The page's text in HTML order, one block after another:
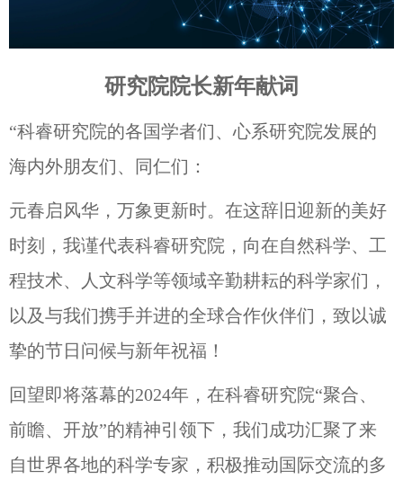
研究院院长新年献词
“科睿研究院的各国学者们、心系研究院发展的
海内外朋友们、同仁们：
元春启风华，万象更新时。在这辞旧迎新的美好
时刻，我谨代表科睿研究院，向在自然科学、工
程技术、人文科学等领域辛勤耕耘的科学家们，
以及与我们携手并进的全球合作伙伴们，致以诚
挚的节日问候与新年祝福！
回望即将落幕的2024年，在科睿研究院“聚合、
前瞻、开放”的精神引领下，我们成功汇聚了来
自世界各地的科学专家，积极推动国际交流的多